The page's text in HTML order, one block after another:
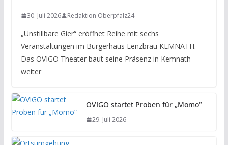
30. Juli 2026 Redaktion Oberpfalz24
„Unstillbare Gier“ eröffnet Reihe mit sechs
Veranstaltungen im Bürgerhaus Lenzbräu KEMNATH.
Das OVIGO Theater baut seine Präsenz in Kemnath
weiter
OVIGO startet Proben für „Momo“
29. Juli 2026